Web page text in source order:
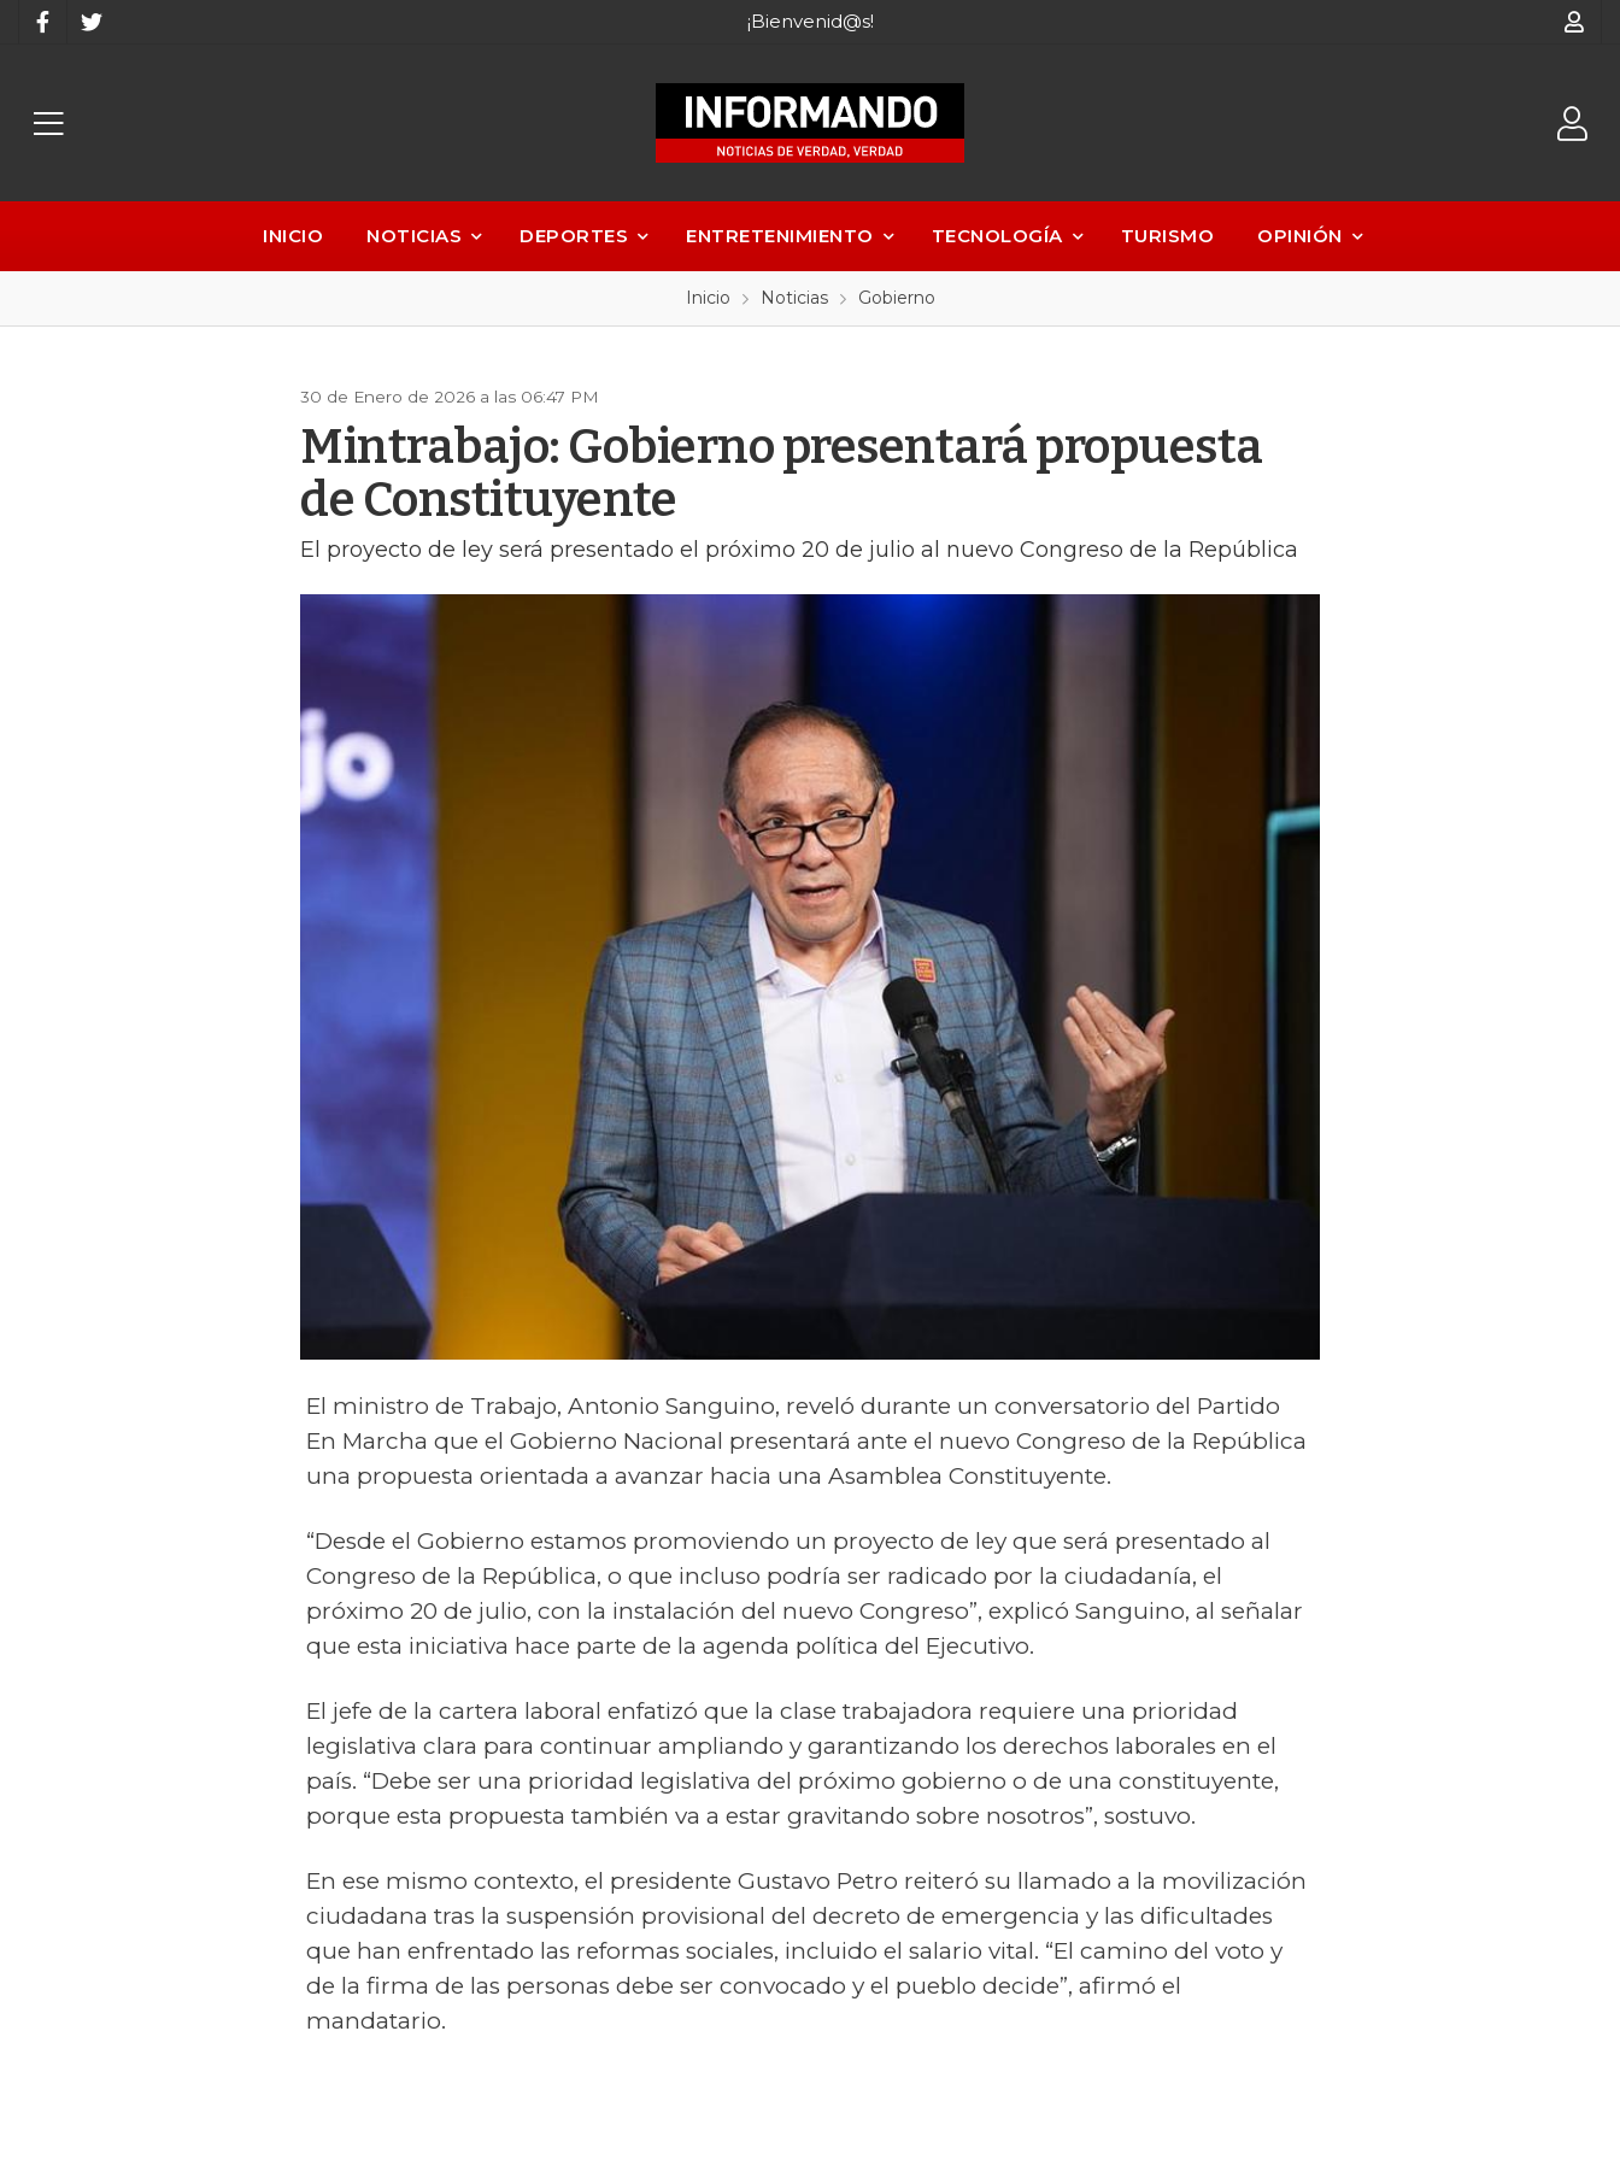
¡Bienvenid@s!
INICIO NOTICIAS DEPORTES ENTRETENIMIENTO TECNOLOGÍA TURISMO OPINIÓN
Inicio Noticias Gobierno
30 de Enero de 2026 a las 06:47 PM
Mintrabajo: Gobierno presentará propuesta
de Constituyente
El proyecto de ley será presentado el próximo 20 de julio al nuevo Congreso de la República
El ministro de Trabajo, Antonio Sanguino, reveló durante un conversatorio del Partido
En Marcha que el Gobierno Nacional presentará ante el nuevo Congreso de la República
una propuesta orientada a avanzar hacia una Asamblea Constituyente.
“Desde el Gobierno estamos promoviendo un proyecto de ley que será presentado al
Congreso de la República, o que incluso podría ser radicado por la ciudadanía, el
próximo 20 de julio, con la instalación del nuevo Congreso”, explicó Sanguino, al señalar
que esta iniciativa hace parte de la agenda política del Ejecutivo.
El jefe de la cartera laboral enfatizó que la clase trabajadora requiere una prioridad
legislativa clara para continuar ampliando y garantizando los derechos laborales en el
país. “Debe ser una prioridad legislativa del próximo gobierno o de una constituyente,
porque esta propuesta también va a estar gravitando sobre nosotros”, sostuvo.
En ese mismo contexto, el presidente Gustavo Petro reiteró su llamado a la movilización
ciudadana tras la suspensión provisional del decreto de emergencia y las dificultades
que han enfrentado las reformas sociales, incluido el salario vital. “El camino del voto y
de la firma de las personas debe ser convocado y el pueblo decide”, afirmó el
mandatario.